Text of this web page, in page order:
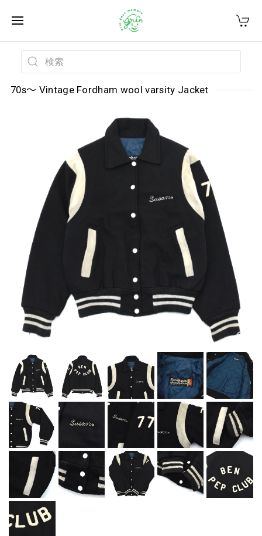
70s〜 Vintage Fordham wool varsity Jacket